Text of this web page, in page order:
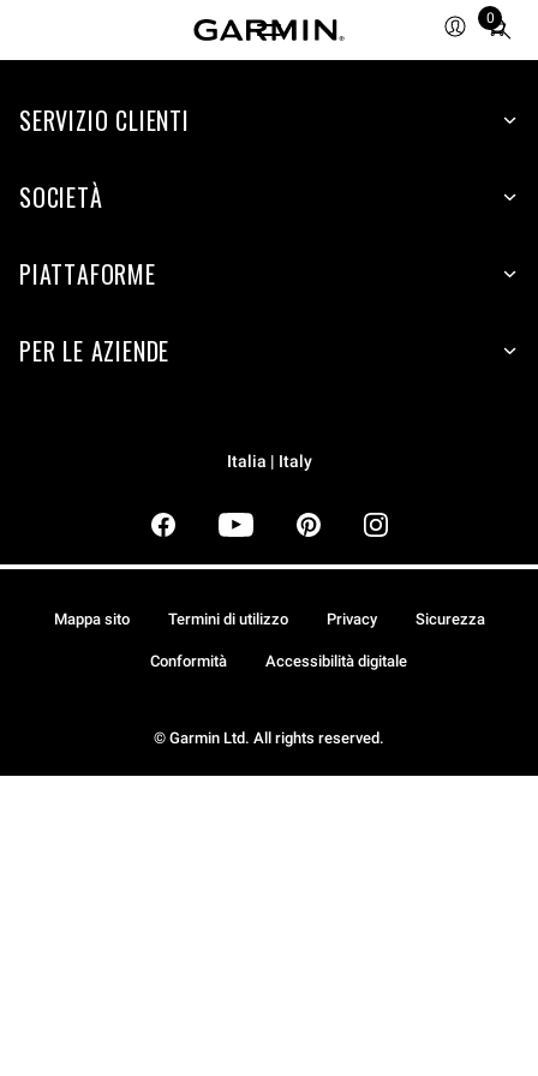
0
Total
items
cart:
SERVIZIO CLIENTI
SOCIETÀ
PIATTAFORME
PER LE AZIENDE
Italia | Italy
© Garmin Ltd. All rights reserved.
Mappa sito Termini di utilizzo Privacy Sicurezza
Conformità Accessibilità digitale